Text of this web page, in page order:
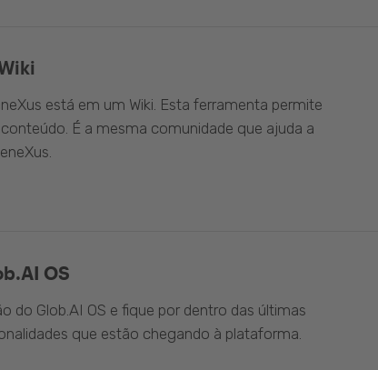
está em um Wiki. Esta ferramenta permite
É a mesma comunidade que ajuda a
OS
do Glob.AI OS e fique por dentro das últimas
que estão chegando à plataforma.